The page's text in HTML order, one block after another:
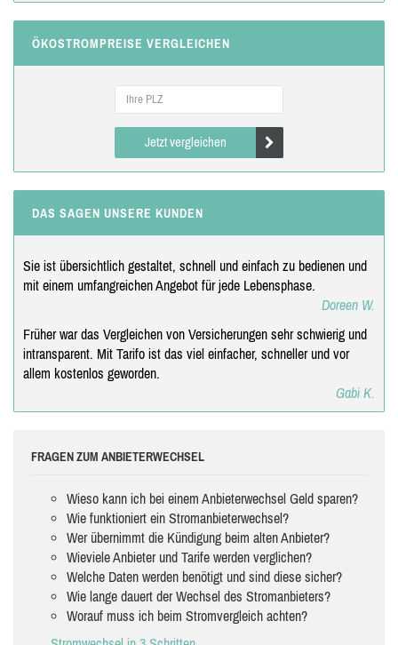
ÖKOSTROMPREISE VERGLEICHEN
Jetzt vergleichen
DAS SAGEN UNSERE KUNDEN
Sie ist übersichtlich gestaltet, schnell und einfach zu bedienen und
mit einem umfangreichen Angebot für jede Lebensphase.
Doreen W.
Früher war das Vergleichen von Versicherungen sehr schwierig und
intransparent. Mit Tarifo ist das viel einfacher, schneller und vor
allem kostenlos geworden.
Gabi K.
FRAGEN ZUM ANBIETERWECHSEL
Wieso kann ich bei einem Anbieterwechsel Geld sparen?
Wie funktioniert ein Stromanbieterwechsel?
Wer übernimmt die Kündigung beim alten Anbieter?
Wieviele Anbieter und Tarife werden verglichen?
Welche Daten werden benötigt und sind diese sicher?
Wie lange dauert der Wechsel des Stromanbieters?
Worauf muss ich beim Stromvergleich achten?